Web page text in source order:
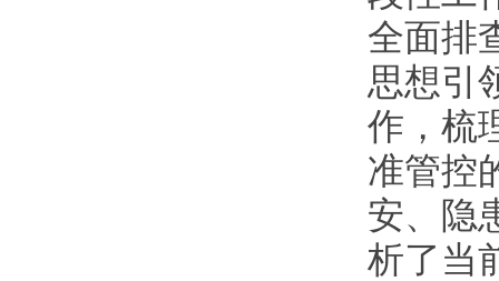
全面排
思想引
作，梳
准管控
安、隐
析了当